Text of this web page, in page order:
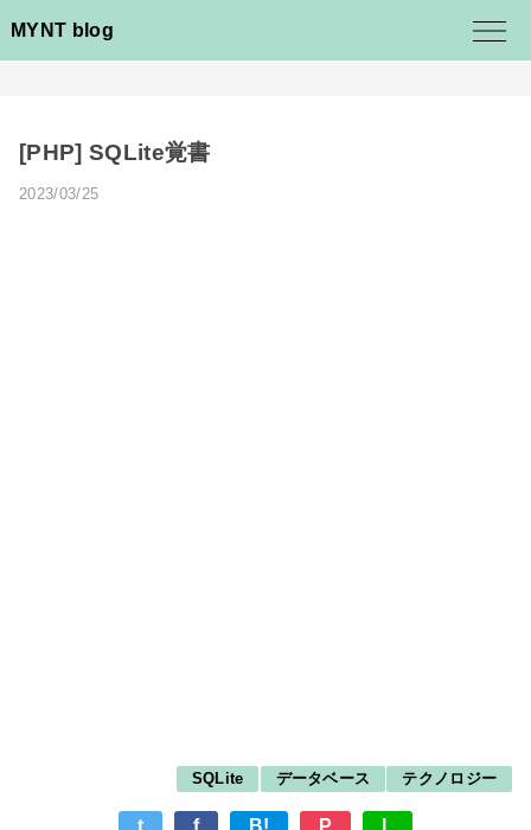
MYNT blog
[PHP] SQLite覚書
2023/03/25
SQLite データベース テクノロジー